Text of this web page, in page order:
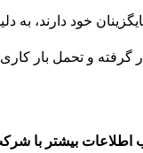
خود دارند، به
بیشتر با